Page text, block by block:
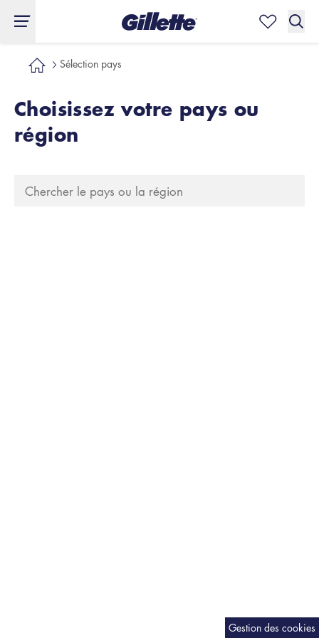
Gestion des cookies
Sélection pays
Choisissez votre pays ou
région